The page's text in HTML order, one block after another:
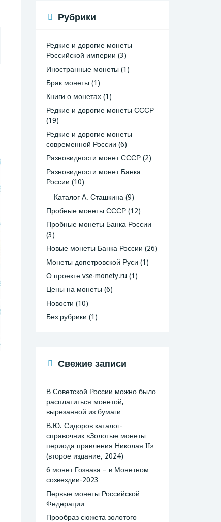
Рубрики
Редкие и дорогие монеты
Российской империи (3)
Иностранные монеты (1)
Брак монеты (1)
Книги о монетах(1)
Редкие и дорогие монеты СССР
(19)
Редкие и дорогие монеты
современной России (6)
Разновидности монет СССР(2)
Разновидности монет Банка
России (10)
Каталог А. Сташкина (9)
Пробные монеты СССР(12)
Пробные монеты Банка России
(3)
Новые монеты Банка России (26)
Монеты допетровской Руси (1)
О проекте vse-monety.ru (1)
Цены на монеты (6)
Новости (10)
Без рубрики (1)
Свежие записи
В Советской России можно было
расплатиться монетой,
вырезанной из бумаги
В.Ю. Сидоров каталог-
справочник «Золотые монеты
периода правления Николая II»
(второе издание, 2024)
6 монет Гознака – в Монетном
созвездии-2023
Первые монеты Российской
Федерации
Прообраз сюжета золотого